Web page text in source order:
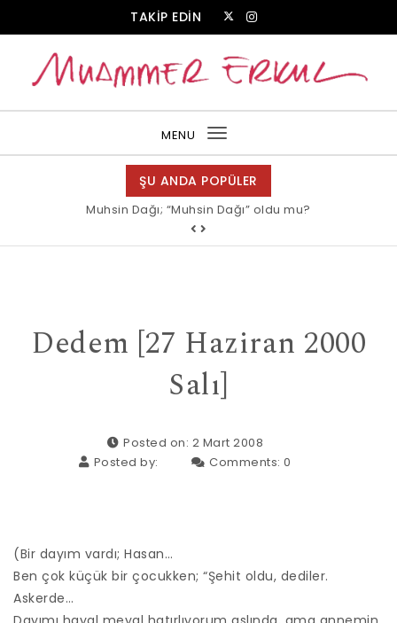
TAKİP EDİN
MENU
Toggle
navigation
ŞU ANDA POPÜLER
Muhsin Dağı; “Muhsin Dağı” oldu mu?
Allah bir, dese sözüne inanır mısın?
Dedem [27 Haziran 2000
Salı]
Posted on: 2 Mart 2008
Posted by:
Comments:0
(Bir dayım vardı; Hasan…
Ben çok küçük bir çocukken; “Şehit oldu, dediler.
Askerde…